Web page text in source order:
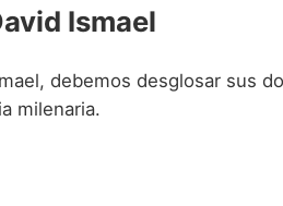
Ismael
debemos desglosar sus
milenaria.